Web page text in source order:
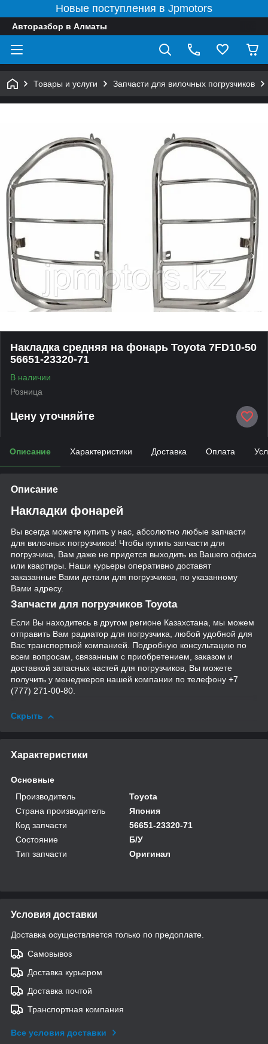
Новые поступления в Jpmotors
Авторазбор в Алматы
Товары и услуги Запчасти для вилочных погрузчиков
Накладка средняя на фонарь Toyota 7FD10-50
56651-23320-71
В наличии
Розница
Цену уточняйте
Описание Характеристики Доставка Оплата
Описание
Накладки фонарей
Вы всегда можете купить у нас, абсолютно любые запчасти
для вилочных погрузчиков! Чтобы купить запчасти для
погрузчика, Вам даже не придется выходить из Вашего офиса
или квартиры. Наши курьеры оперативно доставят
заказанные Вами детали для погрузчиков, по указанному
Вами адресу.
Запчасти для погрузчиков Toyota
Если Вы находитесь в другом регионе Казахстана, мы можем
отправить Вам радиатор для погрузчика, любой удобной для
Вас транспортной компанией. Подробную консультацию по
всем вопросам, связанным с приобретением, заказом и
доставкой запасных частей для погрузчиков, Вы можете
получить у менеджеров нашей компании по телефону +7
(777) 271-00-80.
Скрыть
Характеристики
Основные
Производитель
Toyota
Страна производитель
Япония
Код запчасти
56651-23320-71
Состояние
Б/У
Тип запчасти
Оригинал
Условия доставки
Доставка осуществляется только по предоплате.
Самовывоз
Доставка курьером
Доставка почтой
Транспортная компания
Все условия доставки